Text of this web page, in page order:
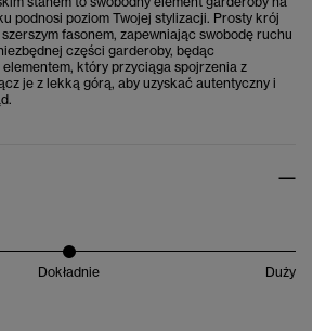
podnosi poziom Twojej stylizacji. Prosty krój
fasonem, zapewniając swobodę ruchu
części garderoby, będąc
który przyciąga spojrzenia z
je z lekką górą, aby uzyskać autentyczny i
Dokładnie Duży